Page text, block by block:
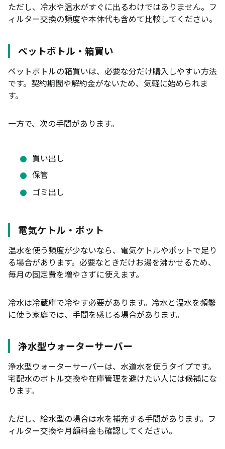
ただし、冷水や温水がすぐに出るわけではありません。フ
ィルター交換の頻度や本体代も含めて比較してください。
ペットボトル・箱買い
ペットボトルの箱買いは、必要な分だけ購入しやすい方法
です。契約期間や解約金がないため、気軽に始められま
す。
一方で、次の手間があります。
買い出し
保管
ゴミ出し
電気ケトル・ポット
温水を使う頻度が少ないなら、電気ケトルやポットで足り
る場合があります。必要なときだけお湯を沸かせるため、
毎月の固定費を増やさずに使えます。
冷水は冷蔵庫で冷やす必要があります。冷水と温水を頻繁
に使う家庭では、手間を感じる場合があります。
浄水型ウォーターサーバー
浄水型ウォーターサーバーは、水道水を使うタイプです。
宅配水のボトル交換や在庫管理を避けたい人には候補にな
ります。
ただし、給水型の場合は水を補充する手間があります。フ
ィルター交換や月額料金も確認してください。